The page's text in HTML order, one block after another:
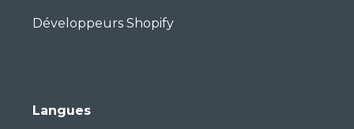
Développeurs Shopify
Langues